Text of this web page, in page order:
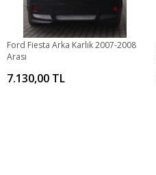
Ford Fiesta Arka Karlık 2007-2008
Arası
7.130,00 TL